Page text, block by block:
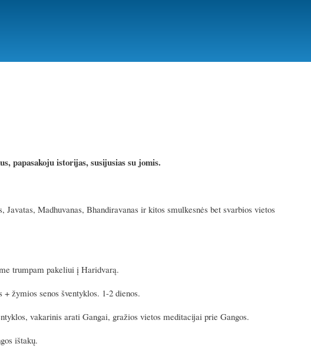
papasakoju istorijas, susijusias su jomis.
Madhuvanas, Bhandiravanas ir kitos smulkesnės bet svarbios vietos
trumpam pakeliui į Haridvarą.
žymios senos šventyklos. 1-2 dienos.
vakarinis arati Gangai, gražios vietos meditacijai prie Gangos.
ištakų.